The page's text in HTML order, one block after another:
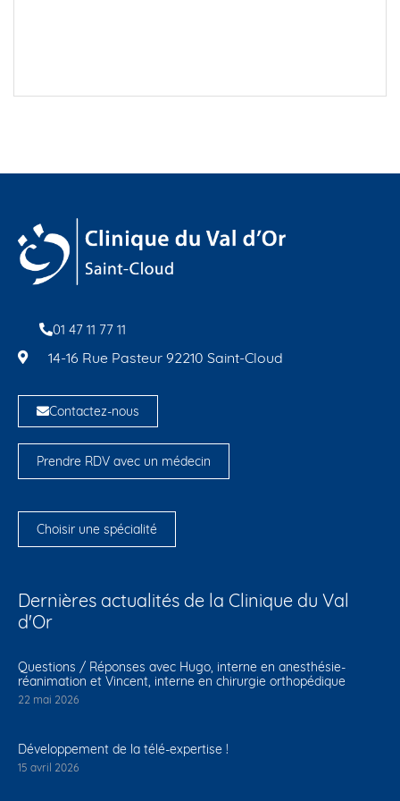
01 47 11 77 11
14-16 Rue Pasteur 92210 Saint-Cloud
Contactez-nous
Prendre RDV avec un médecin
Choisir une spécialité
Dernières actualités de la Clinique du Val
d'Or
Questions / Réponses avec Hugo, interne en anesthésie-
réanimation et Vincent, interne en chirurgie orthopédique
22 mai 2026
Développement de la télé-expertise !
15 avril 2026